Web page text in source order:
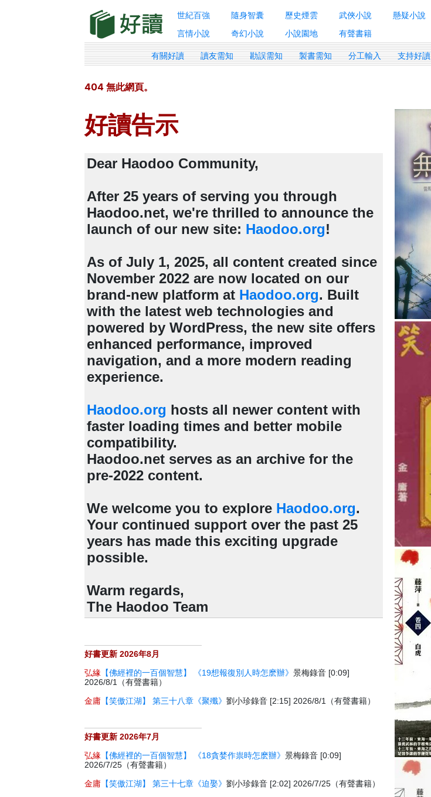
世紀百強 隨身智囊 歷史煙雲 武俠小說
懸疑小說
言情小說
奇幻小說 小說園地 有聲書籍
有關好讀 讀友需知 勘誤需知 製書需知 分工輸入 支持好讀
404 無此網頁。
好讀告示
Dear Haodoo Community,
After 25 years of serving you through
Haodoo.net, we're thrilled to announce the
launch of our new site: Haodoo.org!
As of July 1, 2025, all content created since
November 2022 are now located on our
brand-new platform at Haodoo.org. Built
with the latest web technologies and
powered by WordPress, the new site offers
enhanced performance, improved
navigation, and a more modern reading
experience.
Haodoo.org hosts all newer content with
faster loading times and better mobile
compatibility.
Haodoo.net serves as an archive for the
pre-2022 content.
We welcome you to explore Haodoo.org.
Your continued support over the past 25
years has made this exciting upgrade
possible.
Warm regards,
The Haodoo Team
好書更新 2026年8月
弘緣 【佛經裡的一百個智慧】 《19想報復別人時怎麽辦》景梅錄音 [0:09]
2026/8/1（有聲書籍）
金庸 【笑傲江湖】 第三十八章《聚殲》劉小珍錄音 [2:15] 2026/8/1（有聲書籍）
好書更新 2026年7月
弘緣 【佛經裡的一百個智慧】 《18貪婪作祟時怎麽辦》景梅錄音 [0:09]
2026/7/25（有聲書籍）
金庸 【笑傲江湖】 第三十七章《迫娶》劉小珍錄音 [2:02] 2026/7/25（有聲書籍）